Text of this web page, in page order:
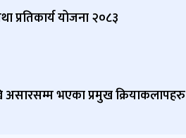
प्रतिकार्य योजना २०८३
भएका प्रमुख क्रियाकलापहरु